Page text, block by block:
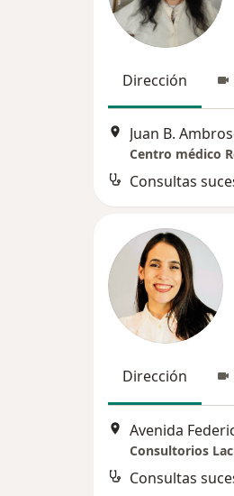
Dirección
Centro médico
Dirección
Consultorios